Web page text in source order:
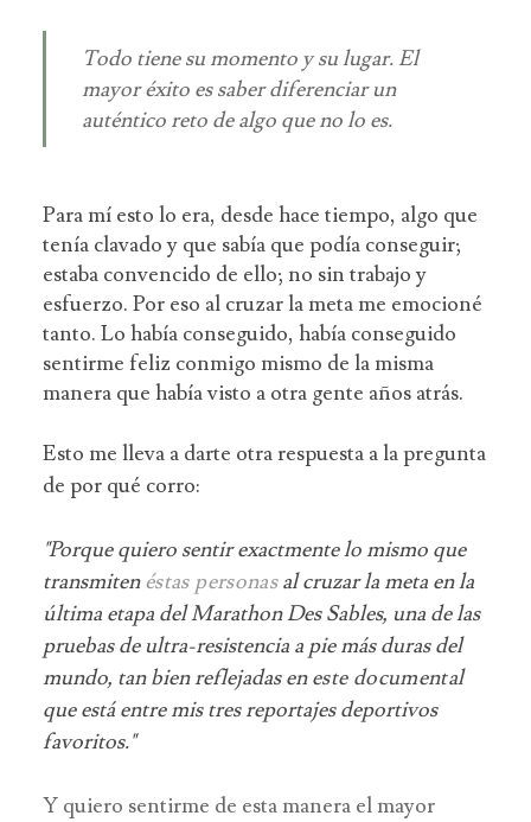
Todo tiene su momento y su lugar. El
mayor éxito es saber diferenciar un
auténtico reto de algo que no lo es.
Para mí esto lo era, desde hace tiempo, algo que
tenía clavado y que sabía que podía conseguir;
estaba convencido de ello; no sin trabajo y
esfuerzo. Por eso al cruzar la meta me emocioné
tanto. Lo había conseguido, había conseguido
sentirme feliz conmigo mismo de la misma
manera que había visto a otra gente años atrás.
Esto me lleva a darte otra respuesta a la pregunta
de por qué corro:
"Porque quiero sentir exactmente lo mismo que
transmitenéstas personasal cruzar la meta en la
última etapa del Marathon Des Sables, una de las
pruebas de ultra-resistencia a pie más duras del
mundo, tan bien reflejadas eneste documental
que está entre mis tres reportajes deportivos
favoritos."
Y quiero sentirme de esta manera el mayor